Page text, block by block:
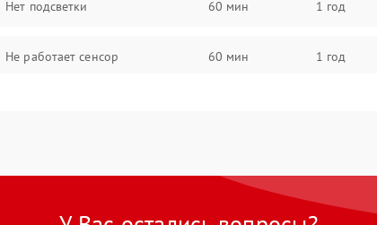
Нет подсветки 60 мин 1 год
Не работает сенсор 60 мин 1 год
1 год